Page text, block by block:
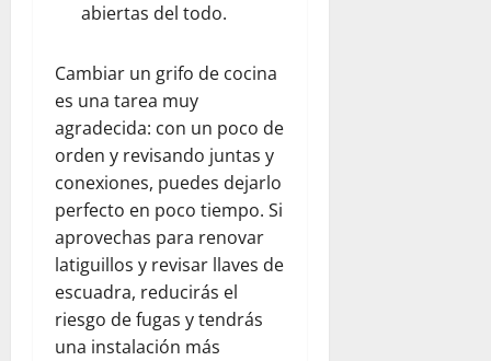
abiertas del todo.
Cambiar un grifo de cocina
es una tarea muy
agradecida: con un poco de
orden y revisando juntas y
conexiones, puedes dejarlo
perfecto en poco tiempo. Si
aprovechas para renovar
latiguillos y revisar llaves de
escuadra, reducirás el
riesgo de fugas y tendrás
una instalación más